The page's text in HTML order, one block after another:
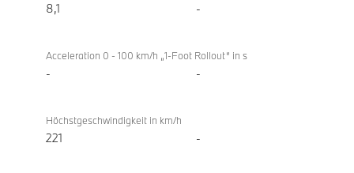
Active
8,1 -
Acceleration 0 - 100 km/h „1-Foot Rollout“ in s
- -
Höchstgeschwindigkeit in km/h
221 -